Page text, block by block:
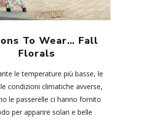
To Wear… Fall
Florals
le temperature più basse, le
condizioni climatiche avverse,
le passerelle ci hanno fornito
per apparire solari e belle